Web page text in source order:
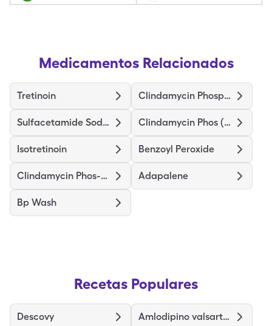
Medicamentos Relacionados
Tretinoin Clindamycin Phosphate
Sulfacetamide Sodium-Sulfur Clindamycin Phos (Twice-Daily)
Isotretinoin Benzoyl Peroxide
Clindamycin Phos-Benzoyl Perox Adapalene
Bp Wash
Recetas Populares
Descovy Amlodipino valsartán